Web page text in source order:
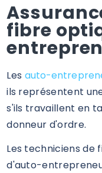
fibre
Les auto-
ils représentent
s'ils travaillent en
donneur d'ordre.
Les techniciens
d'auto-